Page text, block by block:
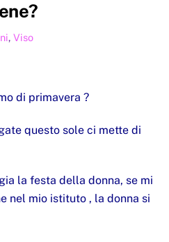
, Viso
di primavera ?
questo sole ci mette di
la festa della donna, se mi
nel mio istituto , la donna si